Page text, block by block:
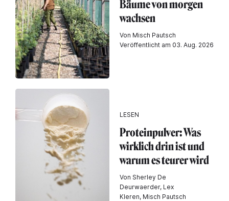
Bäume von morgen
wachsen
Von Misch Pautsch
Veröffentlicht am 03. Aug. 2026
LESEN
Proteinpulver: Was
wirklich drin ist und
warum es teurer wird
Von Sherley De
Deurwaerder, Lex
Kleren, Misch Pautsch